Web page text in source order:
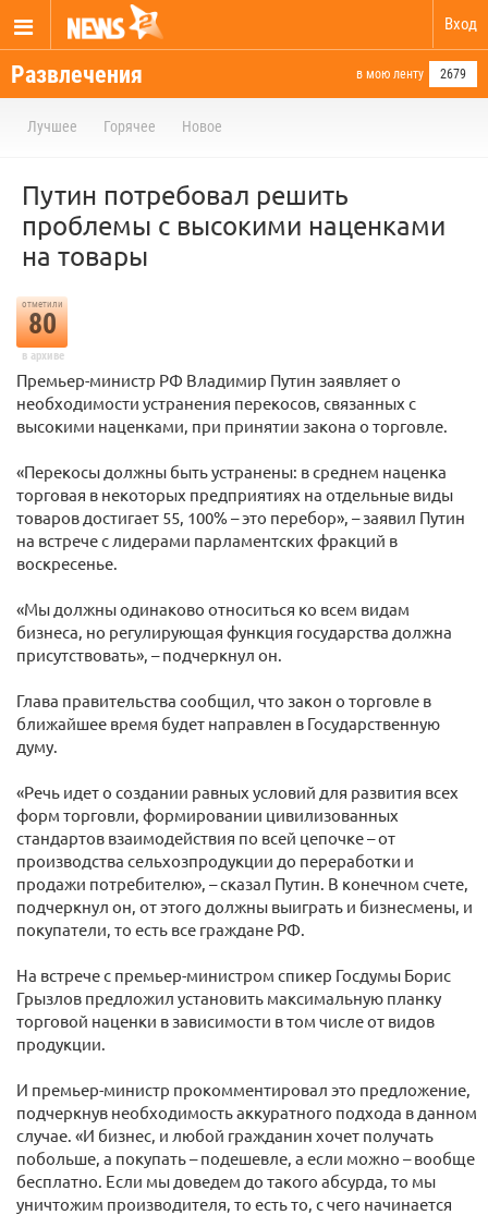
Вход
Развлечения в мою ленту 2679
Лучшее Горячее Новое
Путин потребовал решить
проблемы с высокими наценками
на товары
отметили
80
в архиве
Премьер-министр РФ Владимир Путин заявляет о
необходимости устранения перекосов, связанных с
высокими наценками, при принятии закона о торговле.
«Перекосы должны быть устранены: в среднем наценка
торговая в некоторых предприятиях на отдельные виды
товаров достигает 55, 100% – это перебор», – заявил Путин
на встрече с лидерами парламентских фракций в
воскресенье.
«Мы должны одинаково относиться ко всем видам
бизнеса, но регулирующая функция государства должна
присутствовать», – подчеркнул он.
Глава правительства сообщил, что закон о торговле в
ближайшее время будет направлен в Государственную
думу.
«Речь идет о создании равных условий для развития всех
форм торговли, формировании цивилизованных
стандартов взаимодействия по всей цепочке – от
производства сельхозпродукции до переработки и
продажи потребителю», – сказал Путин. В конечном счете,
подчеркнул он, от этого должны выиграть и бизнесмены, и
покупатели, то есть все граждане РФ.
На встрече с премьер-министром спикер Госдумы Борис
Грызлов предложил установить максимальную планку
торговой наценки в зависимости в том числе от видов
продукции.
И премьер-министр прокомментировал это предложение,
подчеркнув необходимость аккуратного подхода в данном
случае. «И бизнес, и любой гражданин хочет получать
побольше, а покупать – подешевле, а если можно – вообще
бесплатно. Если мы доведем до такого абсурда, то мы
уничтожим производителя, то есть то, с чего начинается